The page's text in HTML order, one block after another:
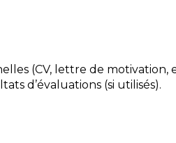
(CV, lettre de motivation,
d’évaluations (si utilisés).